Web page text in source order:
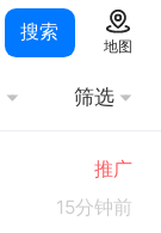
搜索
地图
筛选
推广
15分钟前